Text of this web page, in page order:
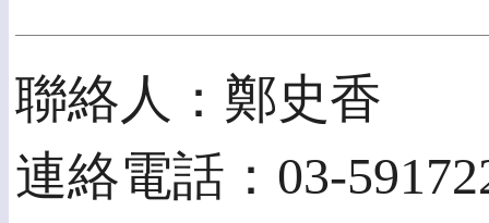
聯絡人：鄭史香
連絡電話：03-